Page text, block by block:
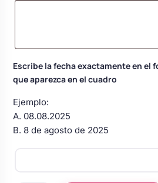
Escribe la fecha exactamente en el
que aparezca en el cuadro
Ejemplo:
A. 08.08.2025
B. 8 de agosto de 2025